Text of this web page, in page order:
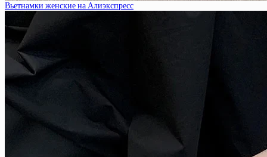
Вьетнамки женские на Алиэкспресс